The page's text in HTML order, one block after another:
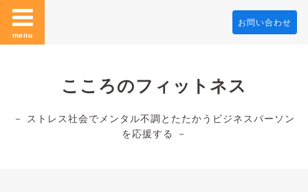
menu
お問い合わせ
こころのフィットネス
－ ストレス社会でメンタル不調とたたかうビジネスパーソン
を応援する －